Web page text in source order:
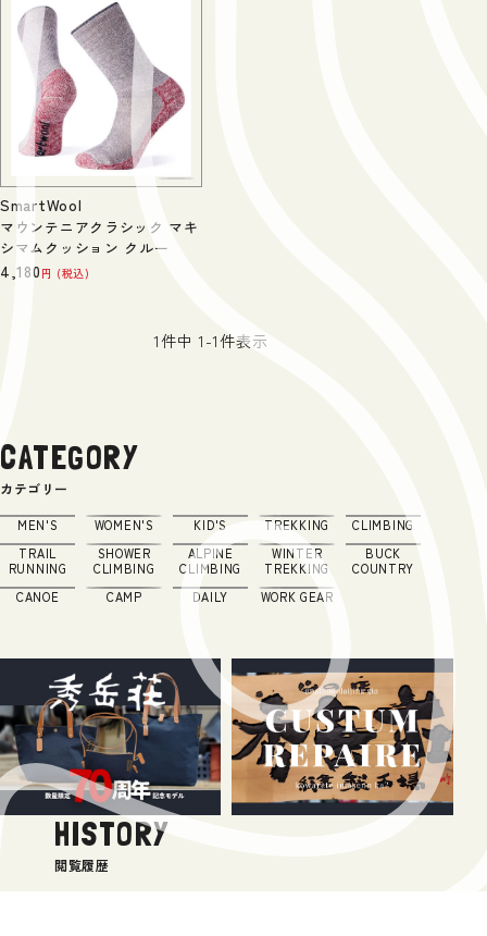
SmartWool
マウンテニアクラシック マキ
シマムクッション クルー
4,180 税込
1件中 1 -1件表示
CATEGORY
カテゴリー
MEN'S WOMEN'S KID'S TREKKING
CLIMBING
TRAIL
RUNNING
SHOWER
CLIMBING
ALPINE
CLIMBING
WINTER
TREKKING
BUCK
COUNTRY
CANOE
CAMP DAILY WORK GEAR
HISTORY
閲覧履歴